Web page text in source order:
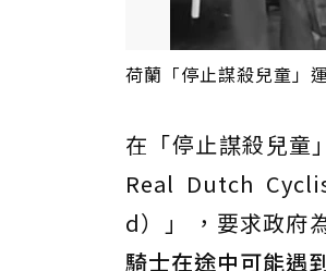
荷蘭「停止謀殺兒童」
在「停止謀殺兒童
Real Dutch
d）」 ，要求政府
騎士在途中可能遇